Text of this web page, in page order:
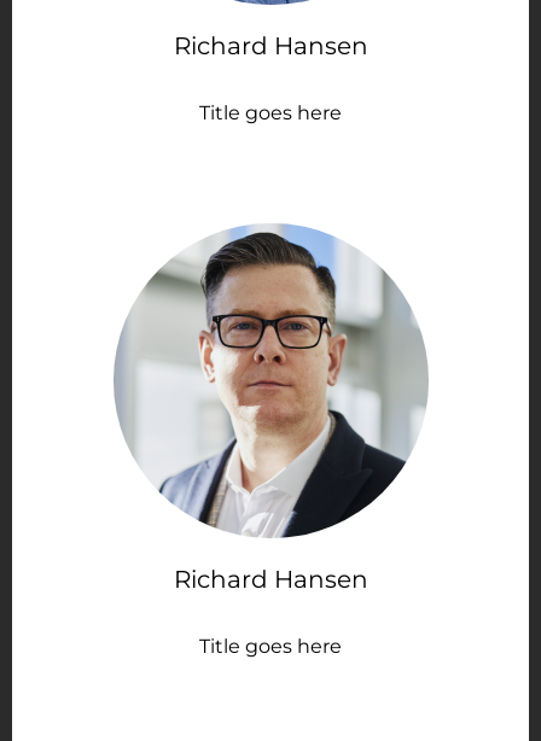
Richard Hansen
Title goes here
Richard Hansen
Title goes here